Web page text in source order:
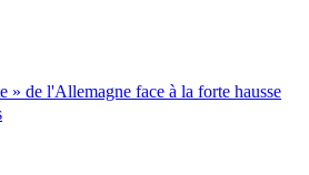
» de l'Allemagne face à la forte hausse